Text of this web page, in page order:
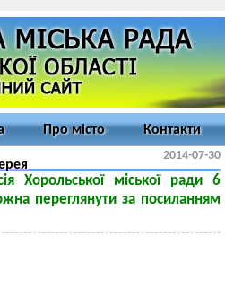
Про місто Контакти
2014-07-30
Хорольської міської ради 6
переглянути за посиланням